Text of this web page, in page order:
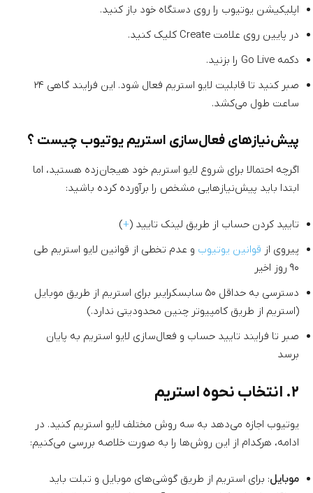
اپلیکیشن یوتیوب را روی دستگاه خود باز کنید.
در پایین روی علامت Create کلیک کنید.
دکمه Go Live را بزنید.
صبر کنید تا قابلیت لایو استریم فعال شود. این فرایند گاهی ۲۴
ساعت طول می‌کشد.
پیش‌نیازهای فعال‌سازی استریم یوتیوب چیست ؟
اگرچه احتمالا برای شروع لایو استریم خود هیجان‌زده هستید، اما
ابتدا باید پیش‌نیازهایی مشخص را برآورده کرده باشید:
تایید کردن حساب از طریق لینک تایید (+
)
پیروی از قوانین یوتیوب و عدم تخطی از قوانین لایو استریم طی
۹۰ روز اخیر
دسترسی به حداقل ۵۰ سابسکرایبر برای استریم از طریق موبایل
(استریم از طریق کامپیوتر چنین محدودیتی ندارد.)
صبر تا فرایند تایید حساب و فعال‌سازی لایو استریم به پایان
برسد
۲. انتخاب نحوه استریم
یوتیوب اجازه می‌دهد به سه روش مختلف لایو استریم کنید. در
ادامه،‌ هرکدام از این روش‌ها را به صورت خلاصه بررسی می‌کنیم:
موبایل: برای استریم از طریق گوشی‌های موبایل و تبلت باید